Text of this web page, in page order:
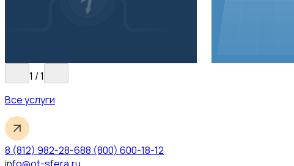
1 /1
Все услуги
8 (812) 982-28-688 (800) 600-18-12
info@ot-sfera.ru